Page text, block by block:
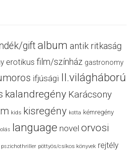
giftalbum antik ritkaság
erotikus film/színház gastronomy
ifjúsági II.világháború
kalandregény Karácsony
kids kisregény kotta kémregény
language novel orvosi
pszichothriller pöttyös/csíkos könyvek rejtély